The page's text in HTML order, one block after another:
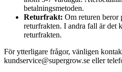
betalningsmetoden.
Returfrakt: Om returen beror
returfrakten. I andra fall är det
returfrakten.
För ytterligare frågor, vänligen
kundservice@supergrow.se eller